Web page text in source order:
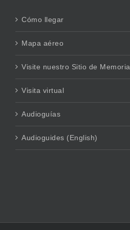
Cómo llegar
Mapa aéreo
Visite nuestro Sitio de Memoria
Visita virtual
Audioguías
Audioguides (English)